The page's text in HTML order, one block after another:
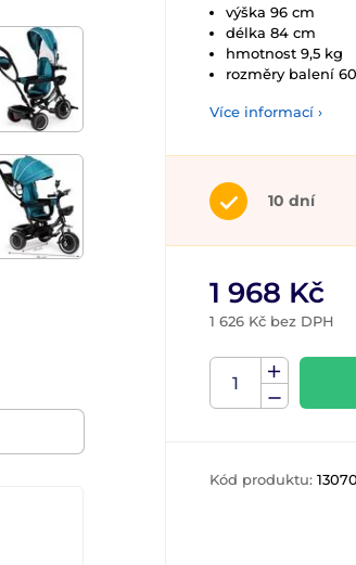
výška 96 cm
délka 84 cm
hmotnost 9,5 kg
rozměry balení
Více informací ›
10 dní
1 968 Kč
1 626 Kč bez DPH
Kód produktu: 13070